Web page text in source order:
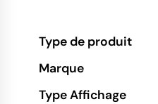
Type de produit
Marque
Type Affichage